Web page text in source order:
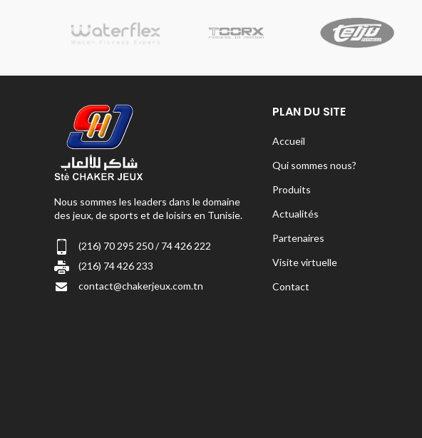
Nous sommes les leaders dans le domaine
des jeux, de sports et de loisirs en Tunisie.
(216) 70 295 250 / 74 426 222
(216) 74 426 233
contact@chakerjeux.com.tn
PLAN DU SITE
Accueil
Qui sommes nous?
Produits
Actualités
Partenaires
Visite virtuelle
Contact